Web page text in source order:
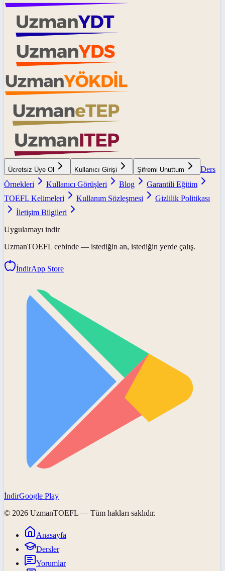
Ücretsiz Üye Ol Kullanıcı Girişi Şifremi Unuttum
Ders
Örnekleri
Kullanıcı Görüşleri Blog
Garantili Eğitim
TOEFL Kelimeleri
Kullanım Sözleşmesi
Gizlilik Politikası
İletişim Bilgileri
Uygulamayı indir
UzmanTOEFL cebinde — istediğin an, istediğin yerde çalış.
İndirApp Store
İndirGoogle Play
© 2026 UzmanTOEFL — Tüm hakları saklıdır.
Anasayfa
Dersler
Yorumlar